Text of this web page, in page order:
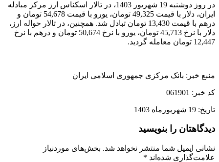
در روز دوشنبه 19 شهریور 1403، در تالار اسکناس ارز مرکز مبادله
ایران، دلار با قیمت 49,325 تومان، یورو با قیمت 54,678 تومان و
درهم با قیمت 13,430 تومان تبادل شد. همچنین، در تالار حواله ارز،
دلار با نرخ 45,713 تومان، یورو با نرخ 50,674 تومان و درهم با نرخ
12,447 تومان معامله گردید.
منبع خبر: بانک مرکزی جمهوری اسلامی ایران
کد خبر: 061901
تاریخ: 19 شهریورماه 1403
دیدگاهتان را بنویسید
نشانی ایمیل شما منتشر نخواهد شد. بخش‌های موردنیاز
علامت‌گذاری شده‌اند *